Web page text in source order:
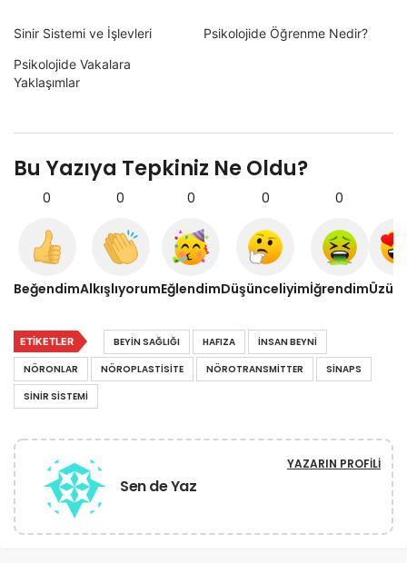
Sinir Sistemi ve İşlevleri
Psikolojide Öğrenme Nedir?
Psikolojide Vakalara
Yaklaşımlar
Bu Yazıya Tepkiniz Ne Oldu?
0
Beğendim
0
Alkışlıyorum
0
Eğlendim
0
Düşünceliyim
0
İğrendim
ETIKETLER BEYIN SAĞLIĞI HAFIZA
INSAN BEYNI
NÖRONLAR
NÖROPLASTISITE NÖROTRANSMITTER
SINAPS
SINIR SISTEMI
Sen de Yaz
YAZARIN PROFILI